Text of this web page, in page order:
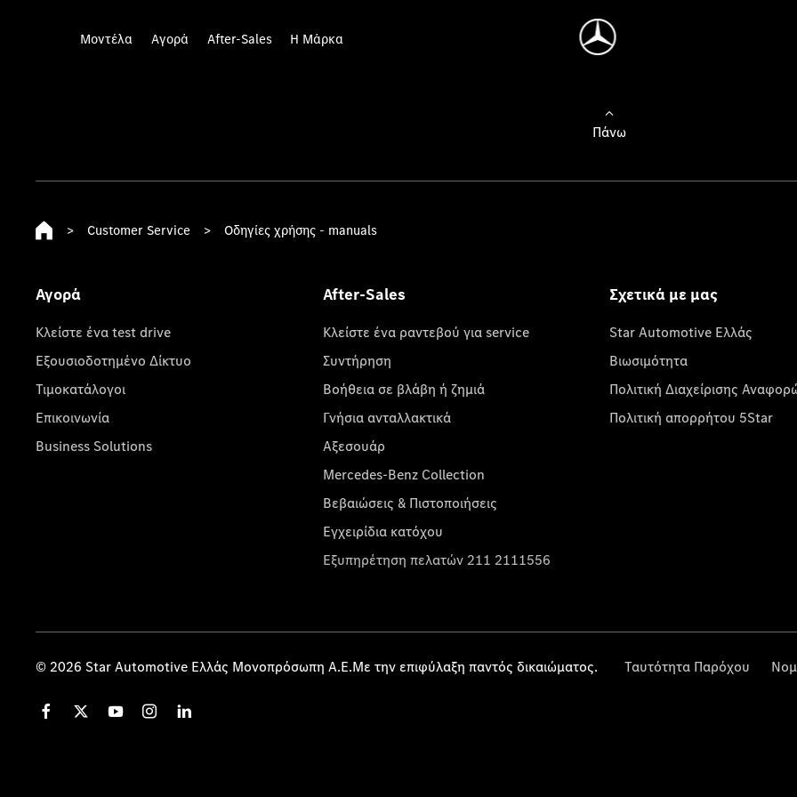
Μοντέλα Αγορά After-Sales Η Μάρκα
Πάνω
> Customer Service > Οδηγίες χρήσης - manuals
Αγορά
Κλείστε ένα test drive
Εξουσιοδοτημένο Δίκτυο
Τιμοκατάλογοι
Επικοινωνία
Business Solutions
After-Sales
Κλείστε ένα ραντεβού για service
Συντήρηση
Βοήθεια σε βλάβη ή ζημιά
Γνήσια ανταλλακτικά
Αξεσουάρ
Mercedes-Benz Collection
Βεβαιώσεις & Πιστοποιήσεις
Εγχειρίδια κατόχου
Εξυπηρέτηση πελατών 211 2111556
Σχετικά με μας
Star Automotive Ελλάς
Βιωσιμότητα
Πολιτική Διαχείρισης
Πολιτική απορρήτου 5Star
© 2026 Star Automotive Ελλάς Μονοπρόσωπη Α.Ε.Με την επιφύλαξη παντός δικαιώματος. Ταυτότητα Παρόχου